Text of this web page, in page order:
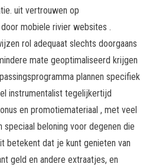
uit vertrouwen op
mobiele rivier websites .
rol adequaat slechts doorgaans
mate geoptimaliseerd krijgen
plannen specifiek
instrumentalist tegelijkertijd
en promotiemateriaal , met veel
beloning voor degenen die
betekent dat je kunt genieten van
geld en andere extraatjes, en